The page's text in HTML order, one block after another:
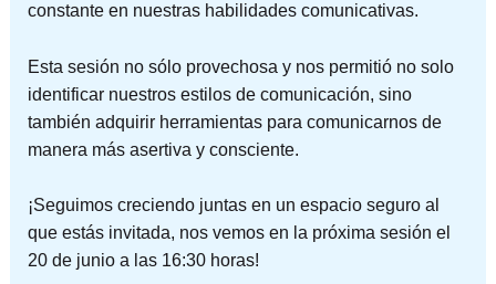
constante en nuestras habilidades comunicativas.
Esta sesión no sólo provechosa y nos permitió no solo
identificar nuestros estilos de comunicación, sino
también adquirir herramientas para comunicarnos de
manera más asertiva y consciente.
¡Seguimos creciendo juntas en un espacio seguro al
que estás invitada, nos vemos en la próxima sesión el
20 de junio a las 16:30 horas!